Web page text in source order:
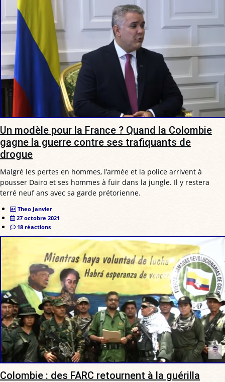
Un modèle pour la France ? Quand la Colombie
gagne la guerre contre ses trafiquants de
drogue
Malgré les pertes en hommes, l’armée et la police arrivent à
pousser Dairo et ses hommes à fuir dans la jungle. Il y restera
terré neuf ans avec sa garde prétorienne.
Theo Janvier
27 octobre 2021
18 réactions
Colombie : des FARC retournent à la guérilla